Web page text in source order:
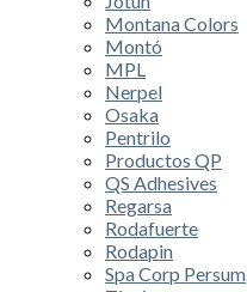
Montana Colors
Montó
MPL
Nerpel
Osaka
Pentrilo
Productos QP
QS Adhesives
Regarsa
Rodafuerte
Rodapin
Spa Corp Persum